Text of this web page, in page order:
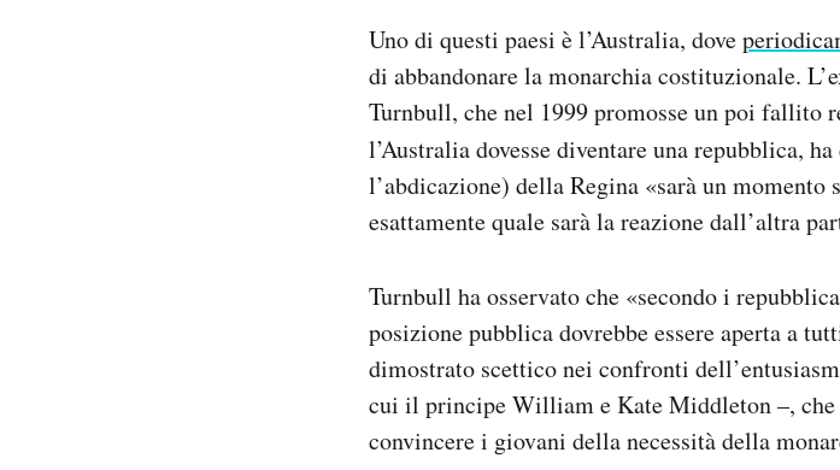
Uno di questi paesi è l’Australia, dove
di abbandonare la monarchia costituzionale.
Turnbull, che nel 1999 promosse un poi fallito
l’Australia dovesse diventare una repubblica,
l’abdicazione) della Regina «sarà un momento
esattamente quale sarà la reazione dall’altra
Turnbull ha osservato che «secondo i
posizione pubblica dovrebbe essere aperta a
dimostrato scettico nei confronti
cui il principe William e Kate Middleton –, che
convincere i giovani della necessità della